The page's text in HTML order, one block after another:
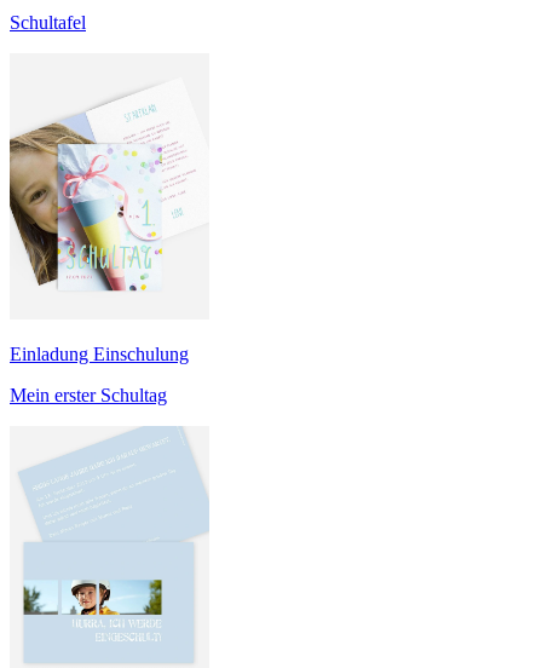
Schultafel
Einladung Einschulung
Mein erster Schultag